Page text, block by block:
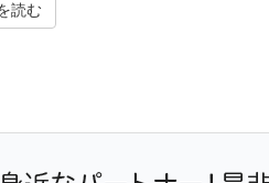
読む